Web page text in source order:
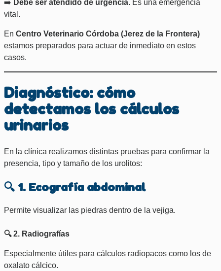
➡️ Debe ser atendido de urgencia. Es una emergencia
vital.
En Centro Veterinario Córdoba (Jerez de la Frontera)
estamos preparados para actuar de inmediato en estos
casos.
Diagnóstico: cómo
detectamos los cálculos
urinarios
En la clínica realizamos distintas pruebas para confirmar la
presencia, tipo y tamaño de los urolitos:
🔍 1. Ecografía abdominal
Permite visualizar las piedras dentro de la vejiga.
🔍 2. Radiografías
Especialmente útiles para cálculos radiopacos como los de
oxalato cálcico.